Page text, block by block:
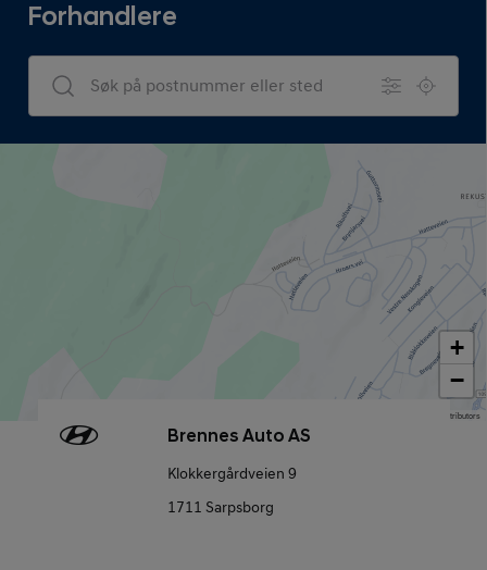
+
−
Map data © OpenStreetMap contributors
Forhandlere
Dealers Search
Brennes Auto AS
Klokkergårdveien 9
1711 Sarpsborg